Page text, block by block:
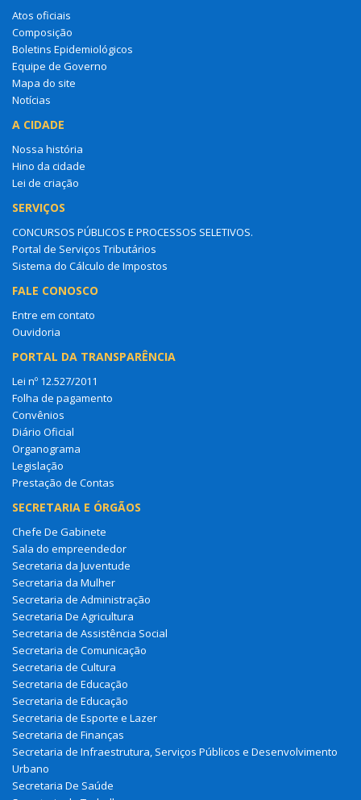
Atos oficiais
Composição
Boletins Epidemiológicos
Equipe de Governo
Mapa do site
Notícias
A CIDADE
Nossa história
Hino da cidade
Lei de criação
SERVIÇOS
CONCURSOS PÚBLICOS E PROCESSOS SELETIVOS.
Portal de Serviços Tributários
Sistema do Cálculo de Impostos
FALE CONOSCO
Entre em contato
Ouvidoria
PORTAL DA TRANSPARÊNCIA
Lei nº 12.527/2011
Folha de pagamento
Convênios
Diário Oficial
Organograma
Legislação
Prestação de Contas
SECRETARIA E ÓRGÃOS
Chefe De Gabinete
Sala do empreendedor
Secretaria da Juventude
Secretaria da Mulher
Secretaria de Administração
Secretaria De Agricultura
Secretaria de Assistência Social
Secretaria de Comunicação
Secretaria de Cultura
Secretaria de Educação
Secretaria de Educação
Secretaria de Esporte e Lazer
Secretaria de Finanças
Secretaria de Infraestrutura, Serviços Públicos e Desenvolvimento
Urbano
Secretaria De Saúde